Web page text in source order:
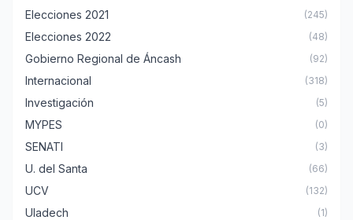
Elecciones 2021 (245)
Elecciones 2022 (48)
Gobierno Regional de Áncash (92)
Internacional (318)
Investigación (5)
MYPES (0)
SENATI (3)
U. del Santa (66)
UCV (132)
Uladech (1)